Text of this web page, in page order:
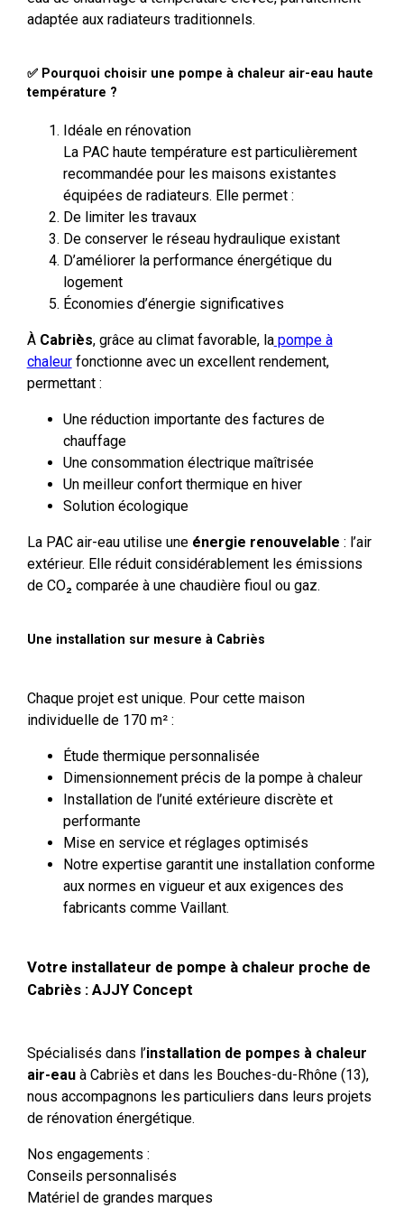
adaptée aux radiateurs traditionnels.
✅ Pourquoi choisir une pompe à chaleur air-eau haute
température ?
Idéale en rénovation
La PAC haute température est particulièrement
recommandée pour les maisons existantes
équipées de radiateurs. Elle permet :
De limiter les travaux
De conserver le réseau hydraulique existant
D’améliorer la performance énergétique du
logement
Économies d’énergie significatives
À Cabriès, grâce au climat favorable, lapompe à
chaleurfonctionne avec un excellent rendement,
permettant :
Une réduction importante des factures de
chauffage
Une consommation électrique maîtrisée
Un meilleur confort thermique en hiver
Solution écologique
La PAC air-eau utilise uneénergie renouvelable : l’air
extérieur. Elle réduit considérablement les émissions
de CO₂ comparée à une chaudière fioul ou gaz.
Une installation sur mesure à Cabriès
Chaque projet est unique. Pour cette maison
individuelle de 170 m² :
Étude thermique personnalisée
Dimensionnement précis de la pompe à chaleur
Installation de l’unité extérieure discrète et
performante
Mise en service et réglages optimisés
Notre expertise garantit une installation conforme
aux normes en vigueur et aux exigences des
fabricants comme Vaillant.
Votre installateur de pompe à chaleur proche de
Cabriès : AJJY Concept
Spécialisés dans l’installation de pompes à chaleur
air-eauà Cabriès et dans les Bouches-du-Rhône (13),
nous accompagnons les particuliers dans leurs projets
de rénovation énergétique.
Nos engagements :
Conseils personnalisés
Matériel de grandes marques